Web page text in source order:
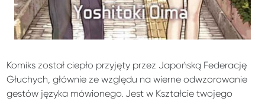
Komiks został ciepło przyjęty przez Japońską Federację
Głuchych, głównie ze względu na wierne odwzorowanie
gestów języka mówionego. Jest w Kształcie twojego